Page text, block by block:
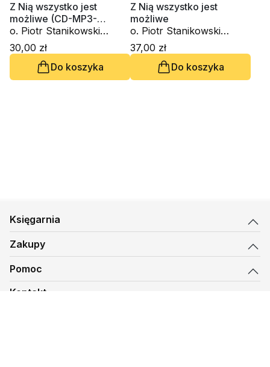
Z Nią wszystko jest
możliwe (CD-MP3-
audiobook)
o. Piotr Stanikowski
OSPPE
30,00 zł
Do koszyka
Z Nią wszystko jest
możliwe
o. Piotr Stanikowski
OSPPE
37,00 zł
Do koszyka
Księgarnia
Zakupy
Pomoc
Kontakt